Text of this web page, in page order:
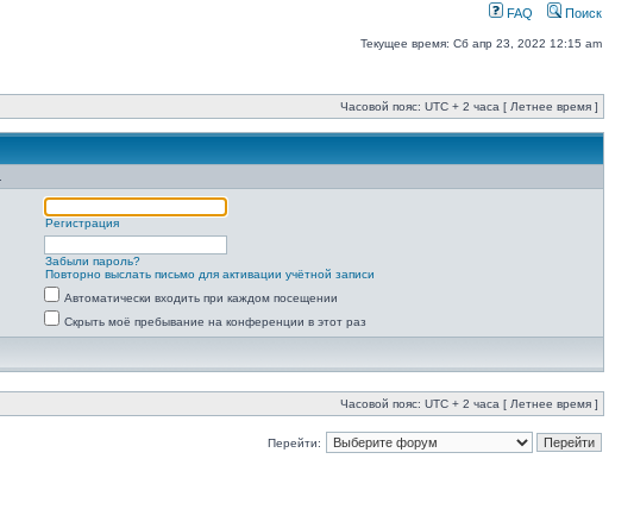
FAQ Поиск
Текущее время: Сб апр 23, 2022 12:15 am
Часовой пояс: UTC + 2 часа [ Летнее время ]
Регистрация
Забыли пароль?
Повторно выслать письмо для активации учётной записи
Автоматически входить при каждом посещении
Скрыть моё пребывание на конференции в этот раз
Часовой пояс: UTC + 2 часа [ Летнее время ]
Перейти: